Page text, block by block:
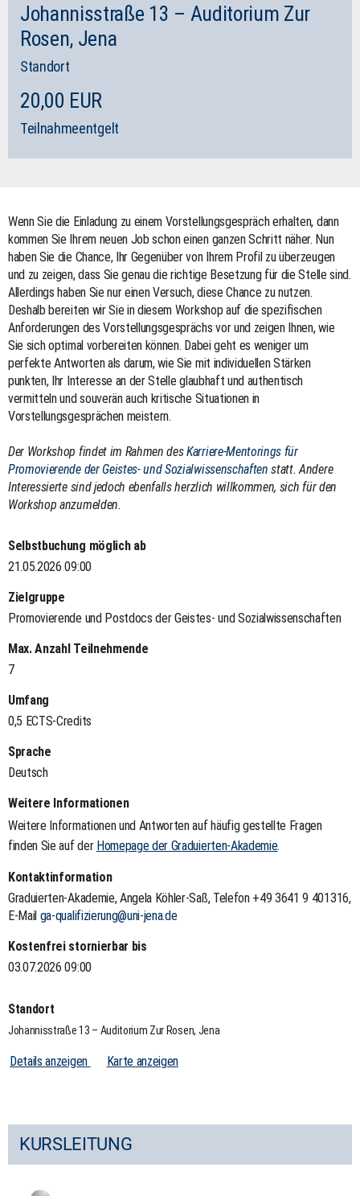
Johannisstraße 13 – Auditorium Zur
Rosen, Jena
Standort
20,00 EUR
Teilnahmeentgelt
Wenn Sie die Einladung zu einem Vorstellungsgespräch erhalten, dann
kommen Sie Ihrem neuen Job schon einen ganzen Schritt näher. Nun
haben Sie die Chance, Ihr Gegenüber von Ihrem Profil zu überzeugen
und zu zeigen, dass Sie genau die richtige Besetzung für die Stelle sind.
Allerdings haben Sie nur einen Versuch, diese Chance zu nutzen.
Deshalb bereiten wir Sie in diesem Workshop auf die spezifischen
Anforderungen des Vorstellungsgesprächs vor und zeigen Ihnen, wie
Sie sich optimal vorbereiten können. Dabei geht es weniger um
perfekte Antworten als darum, wie Sie mit individuellen Stärken
punkten, Ihr Interesse an der Stelle glaubhaft und authentisch
vermitteln und souverän auch kritische Situationen in
Vorstellungsgesprächen meistern.
Der Workshop findet im Rahmen desKarriere-Mentorings für
Promovierende der Geistes- und Sozialwissenschaften statt. Andere
Interessierte sind jedoch ebenfalls herzlich willkommen, sich für den
Workshop anzumelden.
Selbstbuchung möglich ab
21.05.2026 09:00
Zielgruppe
Promovierende und Postdocs der Geistes- und Sozialwissenschaften
Max. Anzahl Teilnehmende
7
Umfang
0,5 ECTS-Credits
Sprache
Deutsch
Weitere Informationen
Weitere Informationen und Antworten auf häufig gestellte Fragen
finden Sie auf der Homepage der Graduierten-Akademie.
Kontaktinformation
Graduierten-Akademie, Angela Köhler-Saß, Telefon +49 3641 9 401316,
E-Mail ga-qualifizierung@uni-jena.de
Kostenfrei stornierbar bis
03.07.2026 09:00
Standort
Johannisstraße 13 – Auditorium Zur Rosen, Jena
Details anzeigen Karte anzeigen
KURSLEITUNG